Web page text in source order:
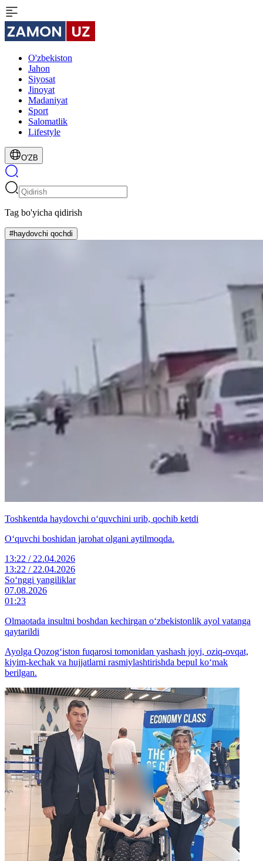
O'zbekiston
Jahon
Siyosat
Jinoyat
Madaniyat
Sport
Salomatlik
Lifestyle
O'ZB
Tag bo'yicha qidirish
#haydovchi qochdi
Toshkentda haydovchi o‘quvchini urib, qochib ketdi
O‘quvchi boshidan jarohat olgani aytilmoqda.
13:22 / 22.04.2026
13:22 / 22.04.2026
So‘nggi yangiliklar
07.08.2026
01:23
Olmaotada insultni boshdan kechirgan o‘zbekistonlik ayol vatanga
qaytarildi
Ayolga Qozog‘iston fuqarosi tomonidan yashash joyi, oziq-ovqat,
kiyim-kechak va hujjatlarni rasmiylashtirishda bepul ko‘mak
berilgan.